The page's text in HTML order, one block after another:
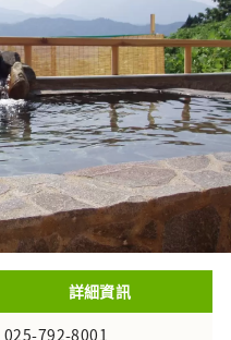
詳細資訊
025-792-8001